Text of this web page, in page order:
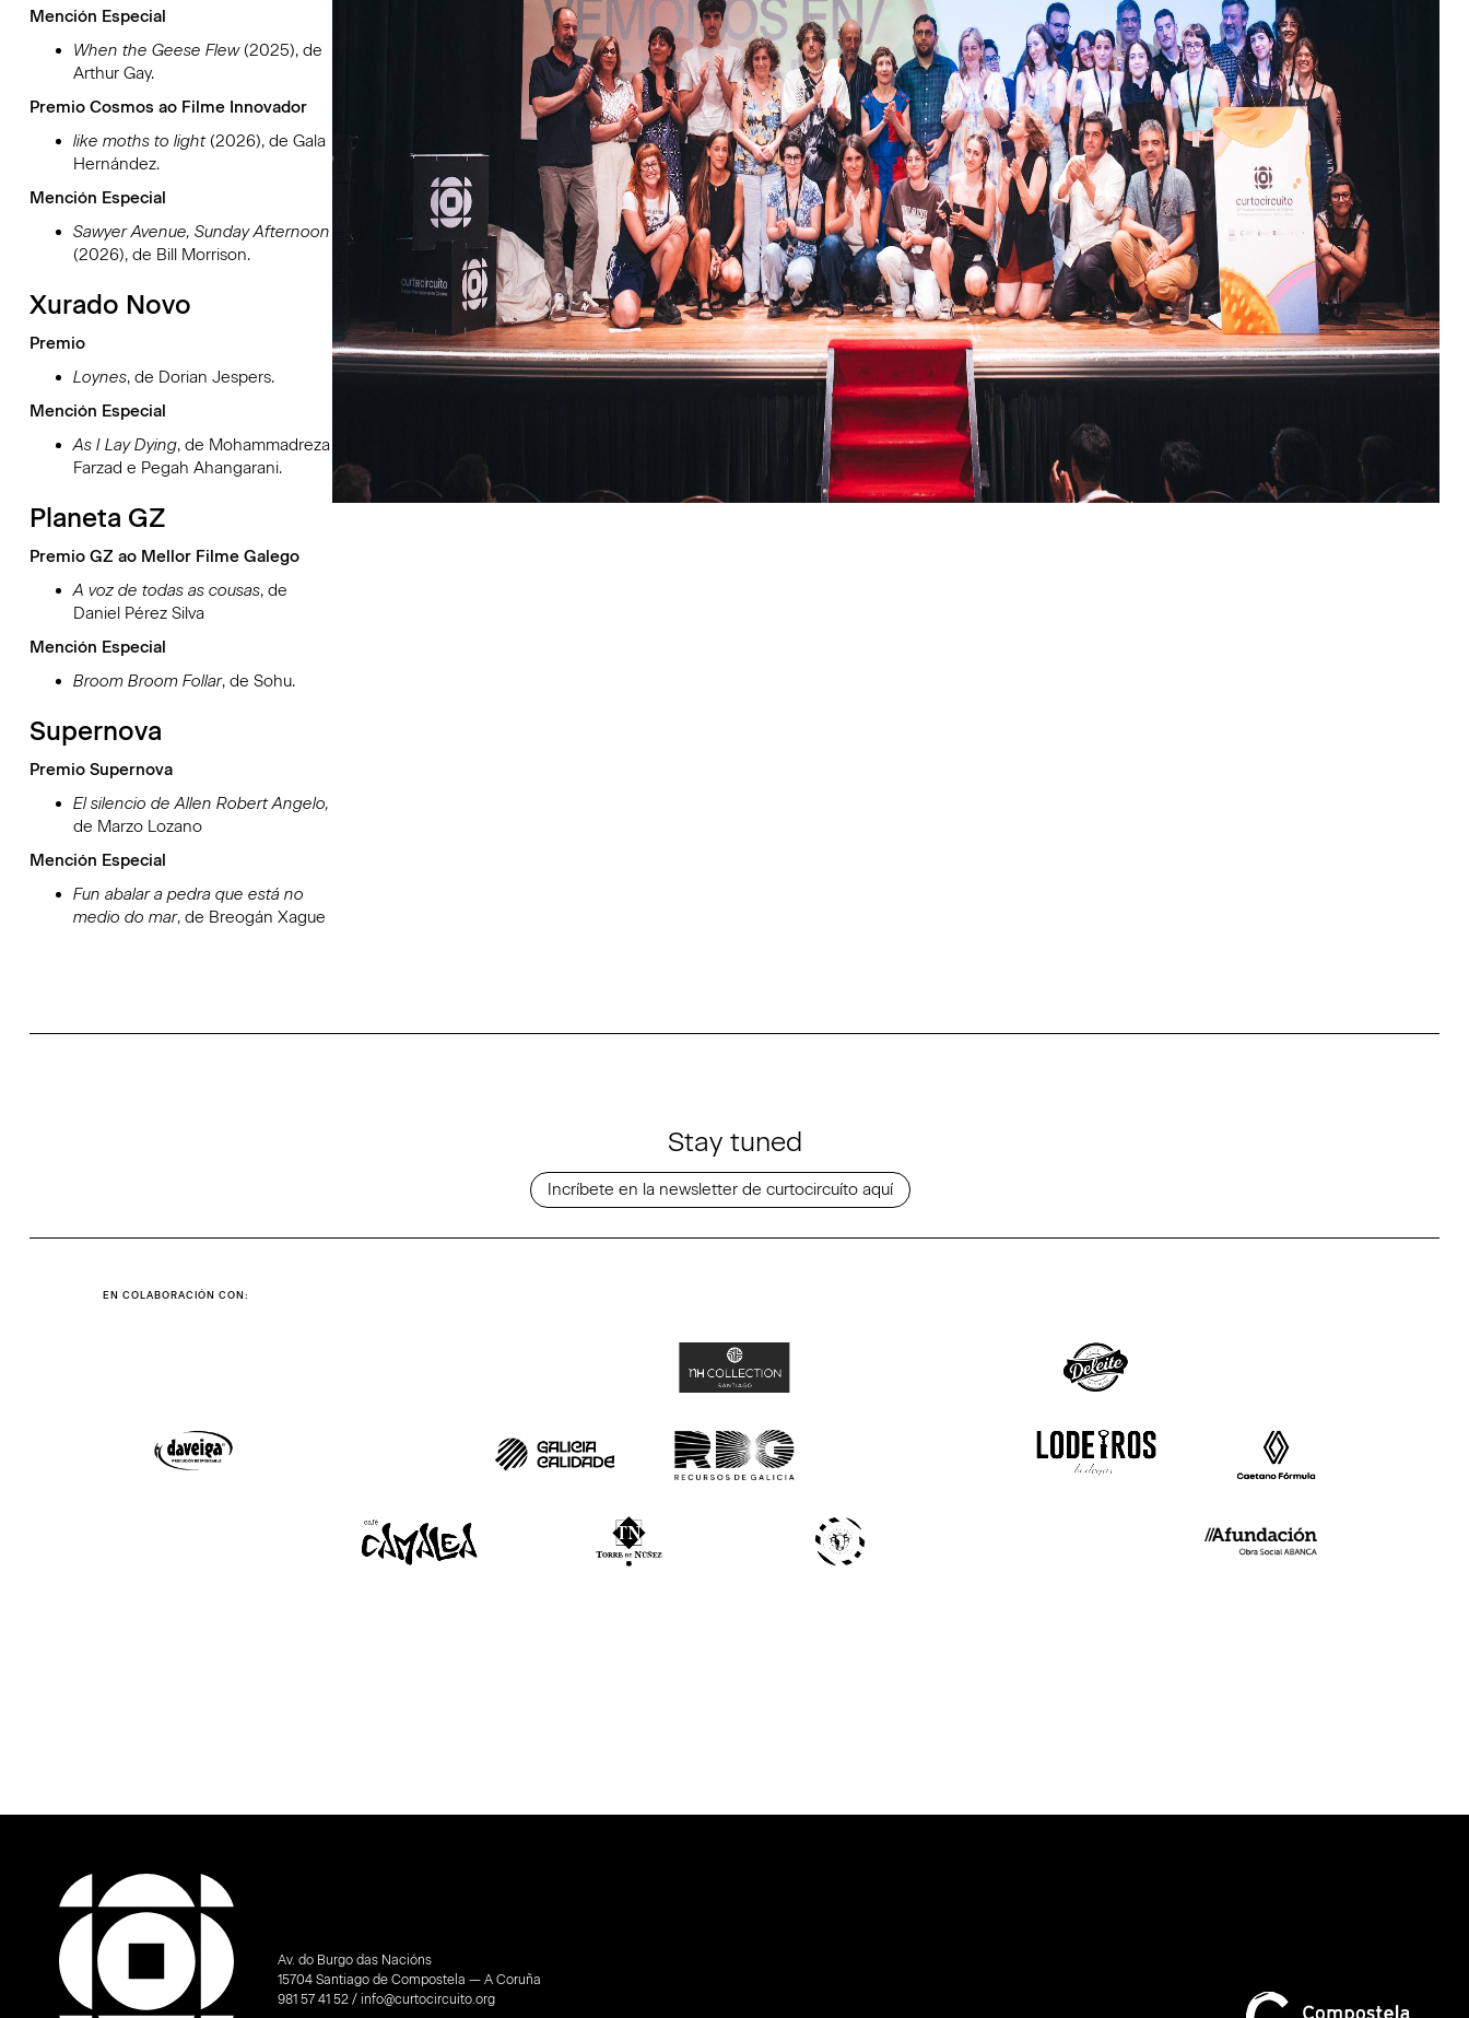
Mención Especial
When the Geese Flew(2025), de
Arthur Gay.
Premio Cosmos ao Filme Innovador
like moths to light(2026), de Gala
Hernández.
Mención Especial
Sawyer Avenue, Sunday Afternoon
(2026), de Bill Morrison.
Xurado Novo
Premio
Loynes, de Dorian Jespers.
Mención Especial
As I Lay Dying, de Mohammadreza
Farzad e Pegah Ahangarani.
Planeta GZ
Premio GZ ao Mellor Filme Galego
A voz de todas as cousas, de
Daniel Pérez Silva
Mención Especial
Broom Broom Follar, de Sohu.
Supernova
Premio Supernova
El silencio de Allen Robert Angelo,
de Marzo Lozano
Mención Especial
Fun abalar a pedra que está no
medio do mar, de Breogán Xague
Stay tuned
Incríbete en la newsletter de curtocircuíto aquí
EN COLABORACIÓN CON:
Av. do Burgo das Nacións
15704 Santiago de Compostela — A Coruña
981 57 41 52 / info@curtocircuito.org